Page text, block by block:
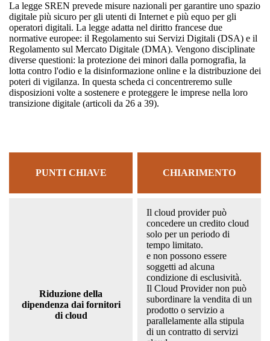
La legge SREN prevede misure nazionali per garantire uno spazio
digitale più sicuro per gli utenti di Internet e più equo per gli
operatori digitali. La legge adatta nel diritto francese due
normative europee: il Regolamento sui Servizi Digitali (DSA) e il
Regolamento sul Mercato Digitale (DMA). Vengono disciplinate
diverse questioni: la protezione dei minori dalla pornografia, la
lotta contro l'odio e la disinformazione online e la distribuzione dei
poteri di vigilanza. In questa scheda ci concentreremo sulle
disposizioni volte a sostenere e proteggere le imprese nella loro
transizione digitale (articoli da 26 a 39).
PUNTI CHIAVE CHIARIMENTO
Riduzione della
dipendenza dai fornitori
di cloud
Il cloud provider può
concedere un credito cloud
solo per un periodo di
tempo limitato.
e non possono essere
soggetti ad alcuna
condizione di esclusività.
Il Cloud Provider non può
subordinare la vendita di un
prodotto o servizio a
parallelamente alla stipula
di un contratto di servizi